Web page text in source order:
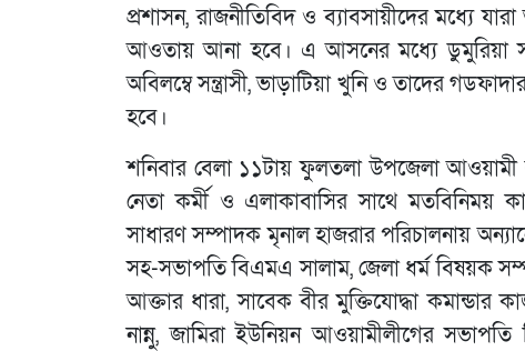
প্রশাসন, রাজনীতিবিদ ও ব্যাবসায়ীদের মধ্যে
আওতায় আনা হবে। এ আসনের মধ্যে ডুমুরিয়া
অবিলম্বে সন্ত্রাসী, ভাড়াটিয়া খুনি ও তাদের
হবে।
শনিবার বেলা ১১টায় ফুলতলা উপজেলা আওয়ামী
নেতা কর্মী ও এলাকাবাসির সাথে
সাধারণ সম্পাদক মৃনাল হাজরার পরিচালনায়
সহ-সভাপতি বিএমএ সালাম, জেলা ধর্ম বিষয়ক
আক্তার ধারা, সাবেক বীর মুক্তিযোদ্ধা
নান্নু, জামিরা ইউনিয়ন আওয়ামীলীগের